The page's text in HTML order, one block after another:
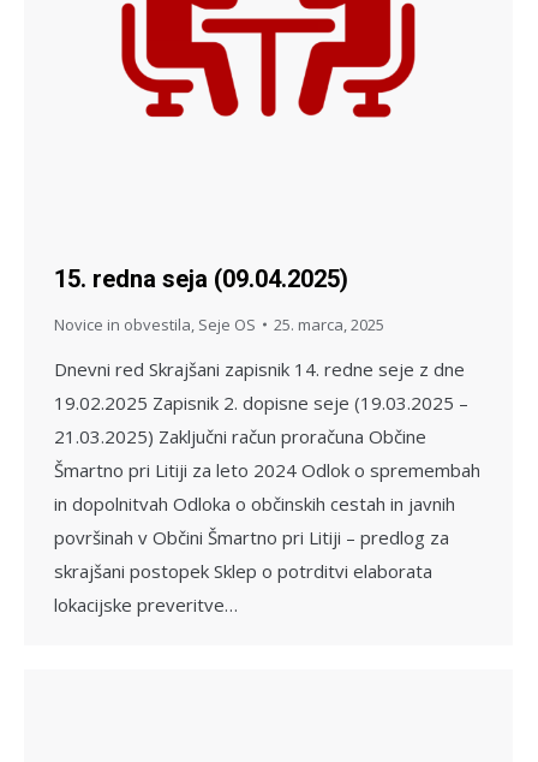
15. redna seja (09.04.2025)
Novice in obvestila Seje OS 25. marca, 2025
Dnevni red Skrajšani zapisnik 14. redne seje z dne
19.02.2025 Zapisnik 2. dopisne seje (19.03.2025 –
21.03.2025) Zaključni račun proračuna Občine
Šmartno pri Litiji za leto 2024 Odlok o spremembah
in dopolnitvah Odloka o občinskih cestah in javnih
površinah v Občini Šmartno pri Litiji – predlog za
skrajšani postopek Sklep o potrditvi elaborata
lokacijske preveritve…